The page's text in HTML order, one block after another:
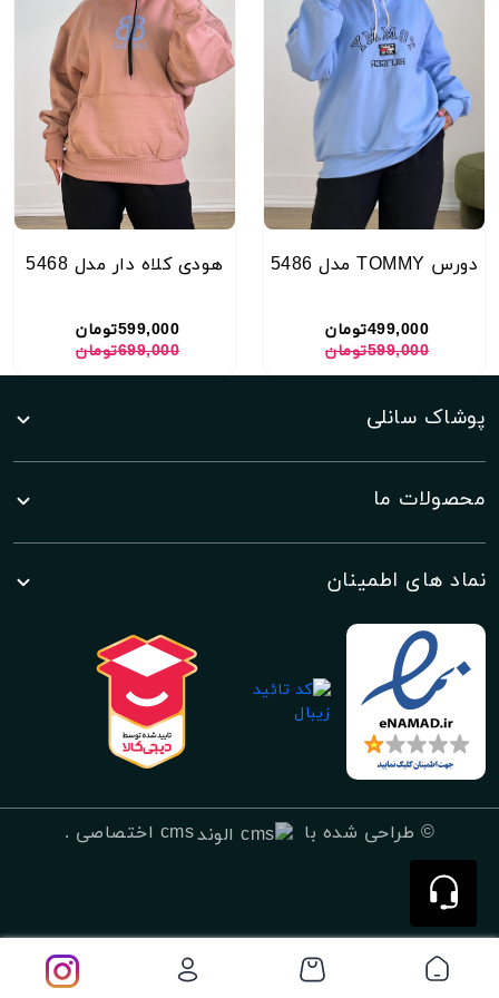
دورس TOMMY مدل 5486
499,000تومان
599,000تومان
هودی کلاه دار مدل 5468
599,000تومان
699,000تومان
پوشاک سانلی
محصولات ما
نماد های اطمینان
© طراحی شده با cms اختصاصی .